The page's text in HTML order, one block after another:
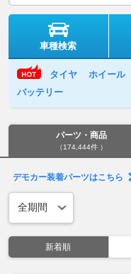
車種検索
タイヤ ホイール
バッテリー
パーツ・商品
（174,444件 ）
デモカー装着パーツはこちら
新着順